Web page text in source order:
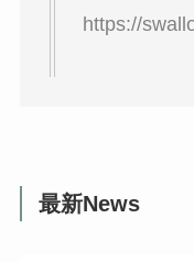
https://
最新News